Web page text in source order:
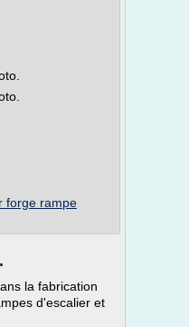
forge rampe
la fabrication
d'escalier et